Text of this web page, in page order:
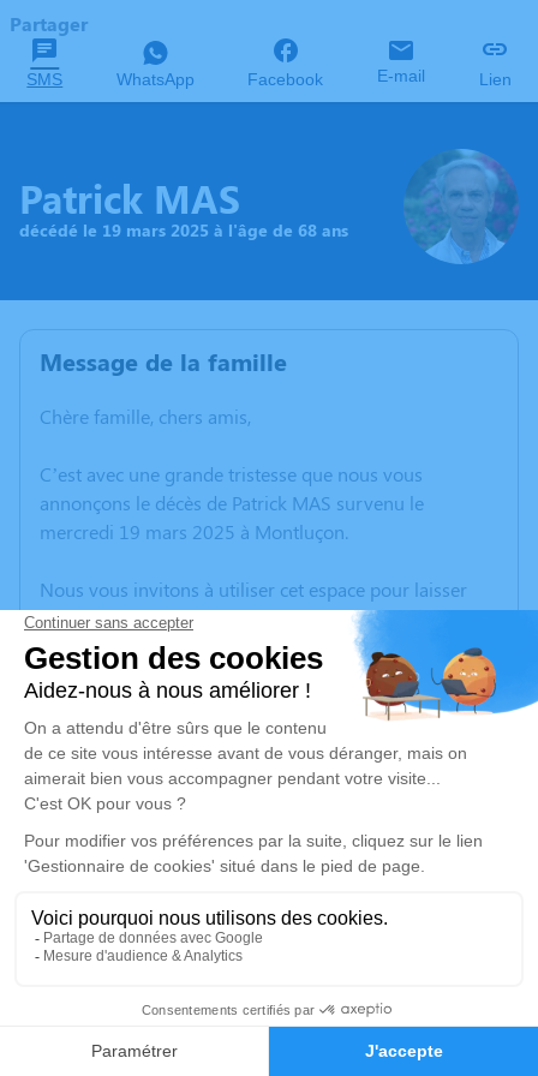
Faire-part Hommages
Partager
SMS WhatsApp Facebook E-mail Lien
Patrick MAS
décédé le 19 mars 2025 à l'âge de 68 ans
Message de la famille
Chère famille, chers amis,
C’est avec une grande tristesse que nous vous
annonçons le décès de Patrick MAS survenu le
mercredi 19 mars 2025 à Montluçon.
Nous vous invitons à utiliser cet espace pour laisser
vos condoléances, partager des photos souvenirs, une
anecdote ou exprimer vos pensées à travers des
poèmes ou des textes. Cet endroit est un lieu
d'expression dédié à honorer la mémoire de Patrick
MAS.
Un service de plantation d’arbre hommage est
disponible ici.
Je rends hommage
Cérémonie religieuse
Eglise Saint-Pierre de Montluçon
Place Saint-Pierre